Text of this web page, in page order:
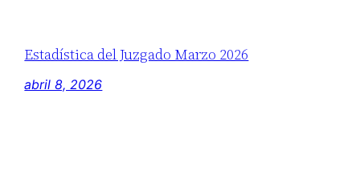
Estadística del Juzgado Marzo 2026
abril 8, 2026